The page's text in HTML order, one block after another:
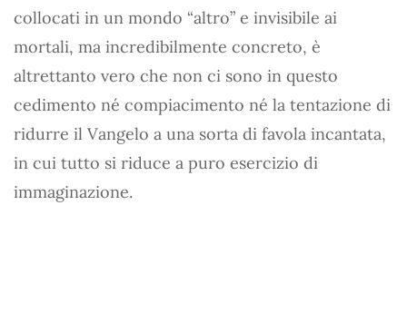
collocati in un mondo “altro” e invisibile ai
mortali, ma incredibilmente concreto, è
altrettanto vero che non ci sono in questo
cedimento né compiacimento né la tentazione di
ridurre il Vangelo a una sorta di favola incantata,
in cui tutto si riduce a puro esercizio di
immaginazione.